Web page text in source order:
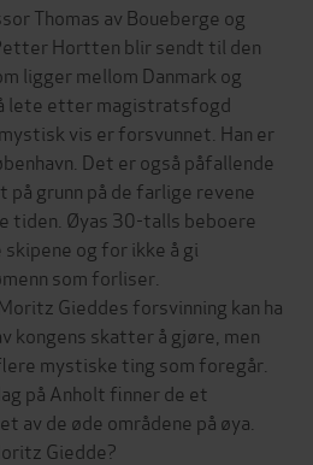
Thomas av Boueberge og
Hortten blir sendt til den
ligger mellom Danmark og
lete etter magistratsfogd
vis er forsvunnet. Han er
Det er også påfallende
på grunn på de farlige revene
tiden. Øyas 30-talls beboere
og for ikke å gi
som forliser.
Gieddes forsvinning kan ha
kongens skatter å gjøre, men
mystiske ting som foregår.
på Anholt finner de et
av de øde områdene på øya.
Giedde?